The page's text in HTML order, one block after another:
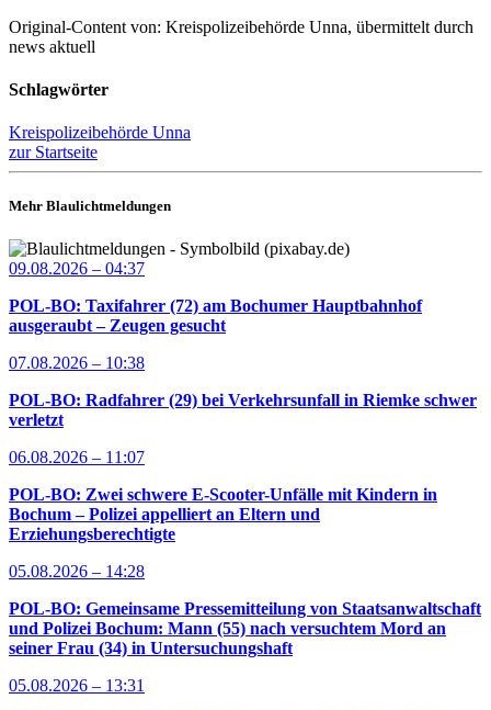
Original-Content von: Kreispolizeibehörde Unna, übermittelt durch
news aktuell
Schlagwörter
Kreispolizeibehörde Unna
zur Startseite
Mehr Blaulichtmeldungen
09.08.2026 – 04:37
POL-BO: Taxifahrer (72) am Bochumer Hauptbahnhof
ausgeraubt – Zeugen gesucht
07.08.2026 – 10:38
POL-BO: Radfahrer (29) bei Verkehrsunfall in Riemke schwer
verletzt
06.08.2026 – 11:07
POL-BO: Zwei schwere E-Scooter-Unfälle mit Kindern in
Bochum – Polizei appelliert an Eltern und
Erziehungsberechtigte
05.08.2026 – 14:28
POL-BO: Gemeinsame Pressemitteilung von Staatsanwaltschaft
und Polizei Bochum: Mann (55) nach versuchtem Mord an
seiner Frau (34) in Untersuchungshaft
05.08.2026 – 13:31